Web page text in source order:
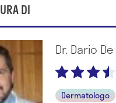
DI
Dr. Dario
Dermatologo